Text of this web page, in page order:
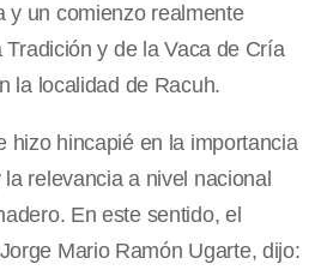
y un comienzo realmente
y de la Vaca de Cría
la localidad de Racuh.
hizo hincapié en la importancia
relevancia a nivel nacional
En este sentido, el
Mario Ramón Ugarte, dijo: